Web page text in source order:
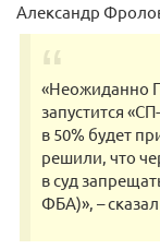
Александр
«Неожиданно
запустится
в 50% будет
решили, что
в суд
ФБА)», –